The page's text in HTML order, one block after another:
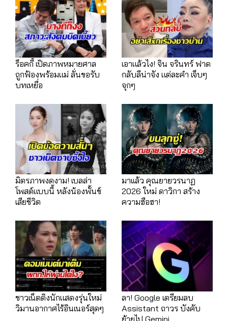
ร็อคกี้ เปิดภาพหมายศาล
ถูกฟ้องพร้อมแม่ ลั่นขอรับ
บทเหยื่อ
เอาแล้วไง! จิน จรินทร์ ฟาด
กลับลีน่าจัง แต่ละคำ เจ็บๆ
จุกๆ
มิตรภาพงดงาม! เบลล่า
โพสต์แบบนี้ หลังน้องพั้นช์
เสียชีวิต
มาเเล้ว คุณยายวรนาฏ
2026 ใหม่ ดาวิกา สร้าง
ความฮือฮา!
ชาวเน็ตติงนักแสดงรุ่นใหม่
วิมานอากาศไร้อินเนอร์สุดๆ
ลา! Google เตรียมลบ
Assistant ถาวร บังคับ
ย้ายไป Gemini